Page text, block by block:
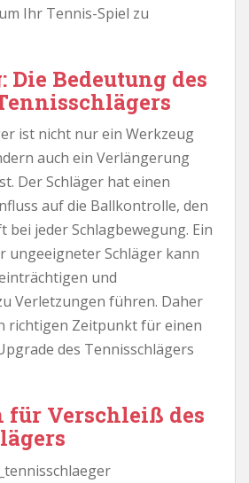
Ihr Tennis-Spiel zu
Bedeutung des
ist nicht nur ein Werkzeug
auch ein Verlängerung
Der Schläger hat einen
auf die Ballkontrolle, den
bei jeder Schlagbewegung. Ein
ungeeigneter Schläger kann
und
Verletzungen führen. Daher
richtigen Zeitpunkt für einen
des Tennisschlägers
für Verschleiß des